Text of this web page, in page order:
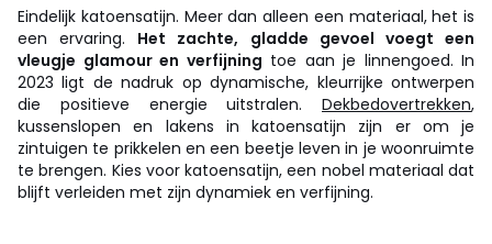
Eindelijk katoensatijn. Meer dan alleen een materiaal, het is
een ervaring. Het zachte, gladde gevoel voegt een
vleugje glamour en verfijning toe aan je linnengoed. In
2023 ligt de nadruk op dynamische, kleurrijke ontwerpen
die positieve energie uitstralen. Dekbedovertrekken,
kussenslopen en lakens in katoensatijn zijn er om je
zintuigen te prikkelen en een beetje leven in je woonruimte
te brengen. Kies voor katoensatijn, een nobel materiaal dat
blijft verleiden met zijn dynamiek en verfijning.